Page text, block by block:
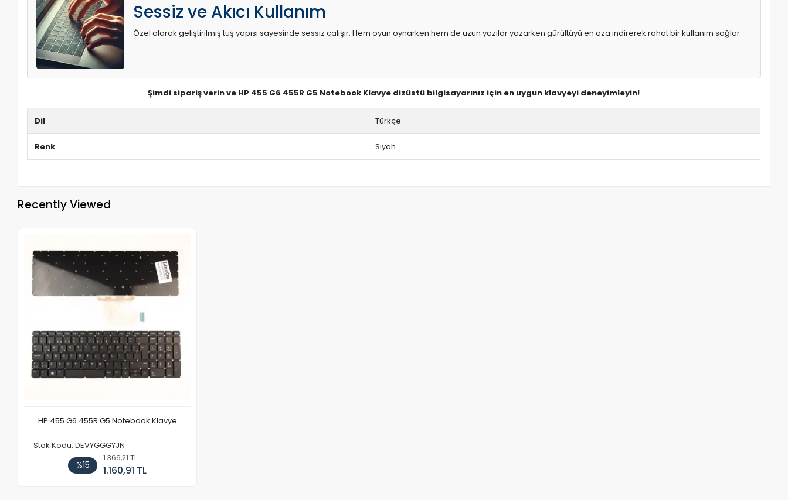
Sessiz ve Akıcı Kullanım
Özel olarak geliştirilmiş tuş yapısı sayesinde sessiz çalışır. Hem oyun oynarken hem de uzun yazılar yazarken gürültüyü en aza indirerek rahat bir kullanım sağlar.
Şimdi sipariş verin ve HP 455 G6 455R G5 Notebook Klavye dizüstü bilgisayarınız için en uygun klavyeyi deneyimleyin!
Dil Türkçe
Renk Siyah
Recently Viewed
HP 455 G6 455R G5 Notebook Klavye
Stok Kodu: DEVYGGGYJN
%15
1.366,21 TL
1.160,91 TL